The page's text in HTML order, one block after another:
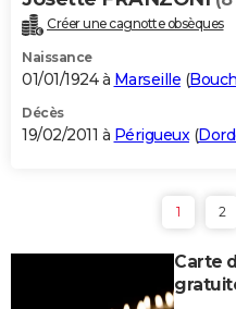
Créer une cagnotte obsèques
Naissance
01/01/1924 à Marseille (
Décès
19/02/2011 à Périgueux (
1 2
Carte